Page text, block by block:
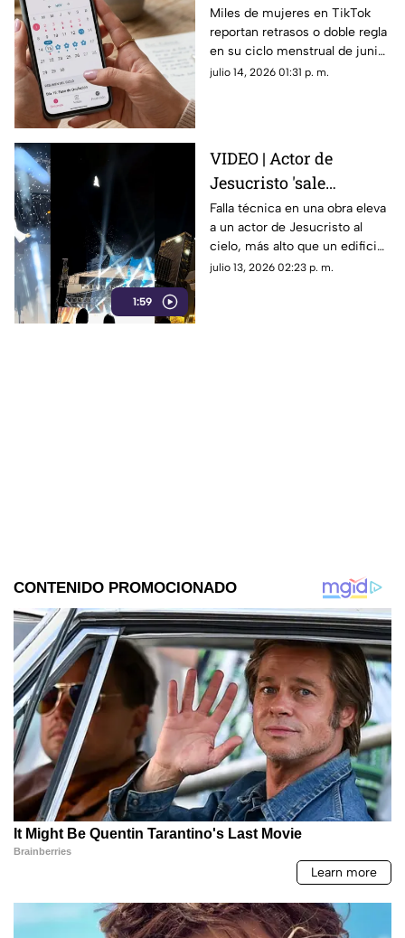
misteriosos de junio
2026 y por qué son
tendencia?
Miles de mujeres en TikTok
reportan retrasos o doble regla
en su ciclo menstrual de junio
2026. Conoce la explicación
julio 14, 2026 01:31 p. m.
1:59
VIDEO | Actor de
Jesucristo 'sale
volando' al cielo por
falla técnica en plena
obra
Falla técnica en una obra eleva
a un actor de Jesucristo al
cielo, más alto que un edificio.
El video es viral por su
julio 13, 2026 02:23 p. m.